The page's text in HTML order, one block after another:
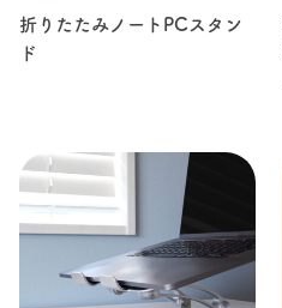
折りたたみノートPCスタン
ド